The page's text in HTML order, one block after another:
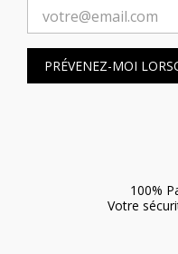
PRÉVENEZ-MOI
100%
Votre